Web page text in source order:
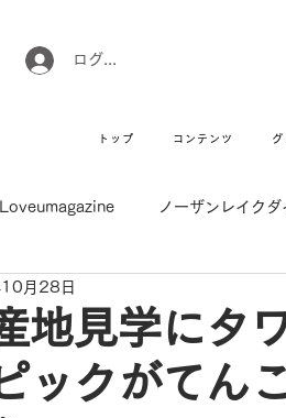
ログイン
トップ コンテンツ グ
Loveumagazine ノーザンレイクダ
日記
インフォメーション Movie
地見学にタ
ックがてん
月28日